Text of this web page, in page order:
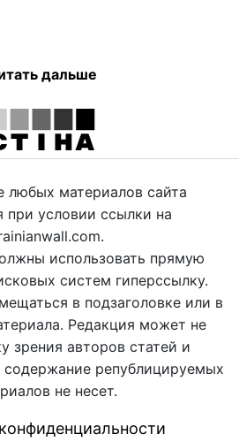
дальше
любых материалов сайта
при условии ссылки на
использовать прямую
систем гиперссылку.
в подзаголовке или в
Редакция может не
зрения авторов статей и
содержание републицируемых
не несет.